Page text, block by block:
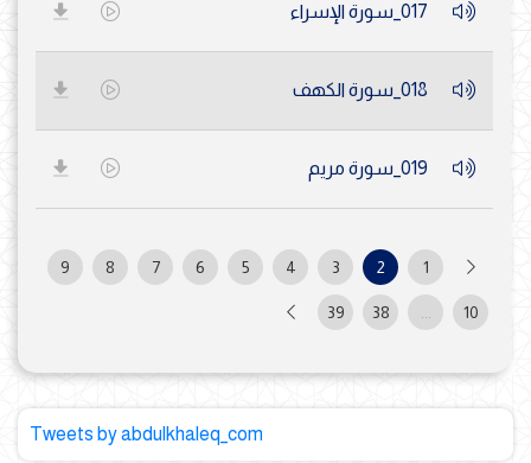
017_سورة الإسراء
018_سورة الكهف
019_سورة مريم
1
2
3
4
5
6
7
8
9
10
38
39
Tweets by abdulkhaleq_com